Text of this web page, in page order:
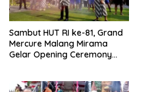
Sambut HUT RI ke-81, Grand
Mercure Malang Mirama
Gelar Opening Ceremony